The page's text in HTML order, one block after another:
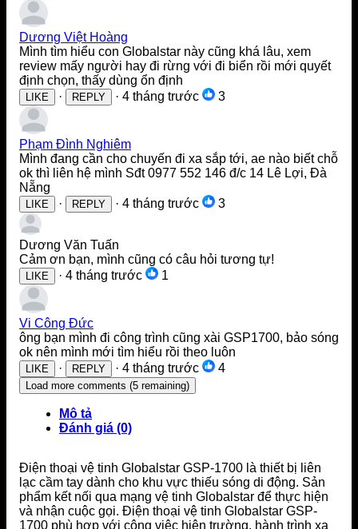
Dương Việt Hoàng
Mình tìm hiểu con Globalstar này cũng khá lâu, xem
review mấy người hay đi rừng với đi biển rồi mới quyết
định chọn, thấy dùng ổn định
LIKE · REPLY · 4 tháng trước 3
Phạm Đình Nghiêm
Mình đang cần cho chuyến đi xa sắp tới, ae nào biết chỗ
ok thì liên hệ mình Sđt 0977 552 146 đ/c 14 Lê Lợi, Đà
Nẵng
LIKE · REPLY · 4 tháng trước 3
Dương Văn Tuấn
Cảm ơn bạn, mình cũng có câu hỏi tương tự!
LIKE · 4 tháng trước 1
Vi Công Đức
ông bạn mình đi công trình cũng xài GSP1700, bảo sóng
ok nên mình mới tìm hiểu rồi theo luôn
LIKE · REPLY · 4 tháng trước 4
Load more comments (5 remaining)
Mô tả
Đánh giá (0)
Điện thoại vệ tinh Globalstar GSP-1700 là thiết bị liên
lạc cầm tay dành cho khu vực thiếu sóng di động. Sản
phẩm kết nối qua mạng vệ tinh Globalstar để thực hiện
và nhận cuộc gọi. Điện thoại vệ tinh Globalstar GSP-
1700 phù hợp với công việc hiện trường, hành trình xa